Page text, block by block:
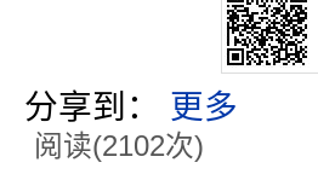
分享到： 更多
阅读(2102次)